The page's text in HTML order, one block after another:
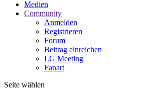
Medien
Community
Anmelden
Registrieren
Forum
Beitrag einreichen
LG Meeting
Fanart
Seite wählen